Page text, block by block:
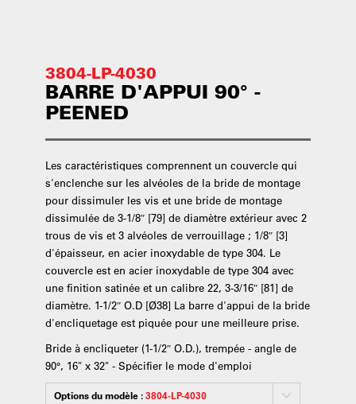
3804-LP-4030
BARRE D'APPUI 90° -
PEENED
Les caractéristiques comprennent un couvercle qui
s'enclenche sur les alvéoles de la bride de montage
pour dissimuler les vis et une bride de montage
dissimulée de 3-1/8″ [79] de diamètre extérieur avec 2
trous de vis et 3 alvéoles de verrouillage ; 1/8″ [3]
d'épaisseur, en acier inoxydable de type 304. Le
couvercle est en acier inoxydable de type 304 avec
une finition satinée et un calibre 22, 3-3/16″ [81] de
diamètre. 1-1/2″ O.D [Ø38] La barre d'appui de la bride
d'encliquetage est piquée pour une meilleure prise.
Bride à encliqueter (1-1/2″ O.D.), trempée - angle de
90°, 16" x 32" - Spécifier le mode d'emploi
Options du modèle :3804-LP-4030